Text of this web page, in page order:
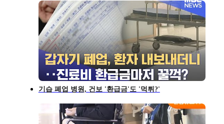
기습 폐업 병원, 건보 '환급금'도 '먹튀?'